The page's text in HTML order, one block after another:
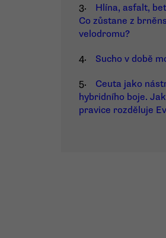
3.
Hlína, asfalt,
Co zůstane z
velodromu?
4.
Sucho v době
5.
Ceuta jako
hybridního boje.
pravice rozděluje